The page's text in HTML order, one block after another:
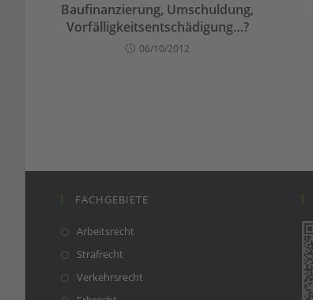
Baufinanzierung, Umschuldung,
Vorfälligkeitsentschädigung…?
06/10/2012
FACHGEBIETE
Arbeitsrecht
a
Strafrecht
in
Verkehrsrecht